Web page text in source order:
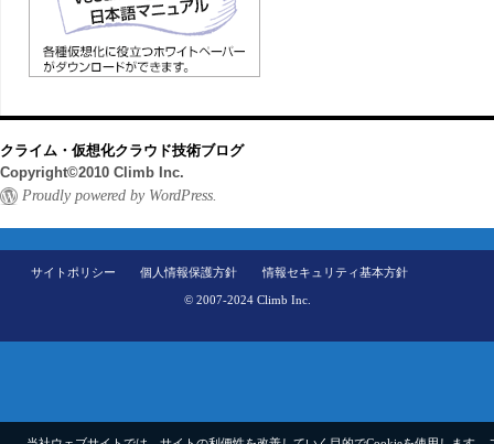
クライム・仮想化クラウド技術ブログ
Copyright©2010 Climb Inc.
Proudly powered by WordPress.
サイトポリシー 個人情報保護方針 情報セキュリティ基本方針
© 2007-2024 Climb Inc.